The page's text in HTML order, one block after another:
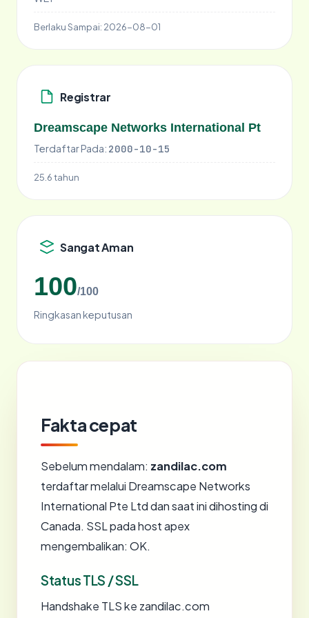
Berlaku Sampai: 2026-08-01
Registrar
Dreamscape Networks International Pt
Terdaftar Pada: 2000-10-15
25.6 tahun
Sangat Aman
100/100
Ringkasan keputusan
Fakta cepat
Sebelum mendalam: zandilac.com
terdaftar melalui Dreamscape Networks
International Pte Ltd dan saat ini dihosting di
Canada. SSL pada host apex
mengembalikan: OK.
Status TLS / SSL
Handshake TLS ke zandilac.com